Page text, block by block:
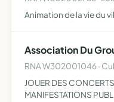
Animation de la vie du
Association Du
RNA W302001046 ·
JOUER DES
MANIFESTATIONS